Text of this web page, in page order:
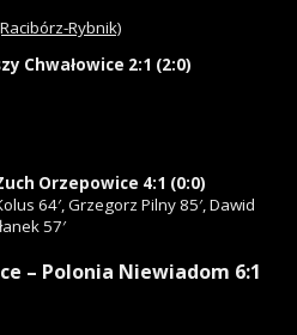
Rybnik)
Chwałowice 2:1 (2:0)
Orzepowice 4:1 (0:0)
64′, Grzegorz Pilny 85′, Dawid
57′
– Polonia Niewiadom 6:1